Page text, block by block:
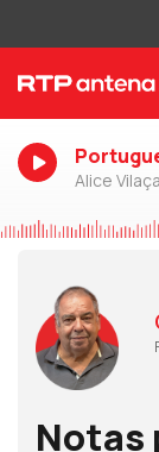
Alice Vilaça
Notas